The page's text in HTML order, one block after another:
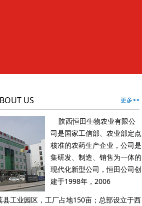
县工业园区，工厂占地150亩；总部设立于西
陕西恒田生物农业有限公
司是国家工信部、农业部定点
核准的农药生产企业，公司是
集研发、制造、销售为一体的
现代化新型公司，恒田公司创
建于1998年，2006
US 更多>>